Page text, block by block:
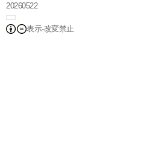
20260522
表示-改変禁止